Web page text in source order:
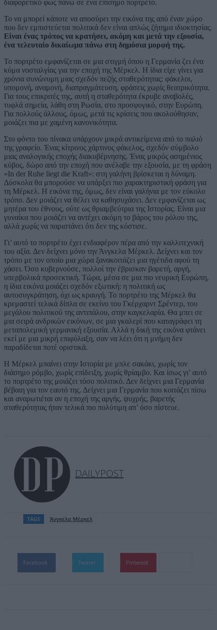
διαφορετικό φως πάνω σε ένα επίσημο πορτρέτο.
Το να μπορεί κάποτε να αποσύρει την εικόνα της από έναν χώρο
που δεν εμπιστεύεται πολιτικά δεν είναι απλώς ζήτημα ιδιοκτησίας.
Είναι ένας τρόπος να κρατήσει, ακόμη και μετά την εξουσία,
ένα τελευταίο δικαίωμα πάνω στη δημόσια μορφή της.
Το πορτρέτο εμφανίζεται σε μια στιγμή όπου η Γερμανία ζει ένα
κύμα νοσταλγίας για την εποχή της Μέρκελ. Η ίδια είχε γίνει για
χρόνια συνώνυμη μιας σχεδόν πεζής σταθερότητας: φάκελοι,
υπομονή, αναμονή, διαπραγμάτευση, φράσεις χωρίς θεατρικότητα.
Για τους επικριτές της, αυτή η σταθερότητα έκρυβε αναβολές,
τυφλά σημεία, λάθη στη Ρωσία, στο προσφυγικό, στην Ευρώπη.
Για πολλούς άλλους, όμως, μετά τις κρίσεις που ακολούθησαν,
μοιάζει πια με χαμένη κανονικότητα.
Στο φόντο του πίνακα υπάρχουν μικρά αντικείμενα από το παλιό
της γραφείο. Ένας κίτρινος χάρτινος φάκελος, σχεδόν σύμβολο
μιας αναλογικής εποχής διακυβέρνησης. Ένας μικρός ασημένιος
κύβος, δώρο από την εποχή που ανέλαβε την εξουσία, με τη φράση
«In der Ruhe liegt die Kraft»: στη γαλήνη βρίσκεται η δύναμη.
Δύσκολα θα μπορούσε να υπάρξει πιο χαρακτηριστική φράση για
τη Μέρκελ. Η εικόνα της, όμως, δεν είναι γαλήνια με τον εύκολο
τρόπο. Δεν μοιάζει να θέλει να καθησυχάσει. Δεν εμφανίζεται ως
μητέρα του έθνους, ούτε ως θριαμβεύτρια της Ιστορίας. Είναι μια
γυναίκα που μοιάζει να αντέχει ακόμη το βάρος του ρόλου της,
αλλά χωρίς να παριστάνει ότι δεν της κόστισε.
Γι’ αυτό το πορτρέτο έχει ενδιαφέρον πέρα από την καλλιτεχνική
του αξία. Δεν δείχνει μόνο την Άνγκελα Μέρκελ. Δείχνει και τον
τρόπο με τον οποίο μια χώρα ξανακοιτάζει μια ηγέτιδα αφού τη
χάσει. Όσο κυβερνούσε, πολλοί την έβρισκαν βαρετή, αργή,
υπερβολικά προσεκτική. Τώρα, μέσα σε μια πιο νευρική Ευρώπη,
η ίδια εικόνα μοιάζει σχεδόν εξωτική: η πολιτική ως
αυτοσυγκράτηση, όχι ως κραυγή. Το πορτρέτο της Μέρκελ θα
κρεμαστεί τελικά δίπλα σε εκείνο του Γκέρχαρντ Σρέντερ, του
μεγάλου πολιτικού της αντιπάλου, στην καγκελαρία. Θα μπει σε
μια σειρά ανδρικών εικόνων, σε μια γκαλερί που καταγράφει τη
μεταπολεμική γερμανική εξουσία. Αλλά η δική της εικόνα φτάνει
εκεί με μια μικρή επιφύλαξη, σαν να λέει ότι η μνήμη δεν
παραδίδεται ποτέ οριστικά.
Η Μέρκελ μπαίνει στην Ιστορία με μπλε σακάκι, χωρίς τον
διάσημο ρόμβο, χωρίς επίδειξη, χωρίς θρίαμβο. Και ίσως γι’ αυτό
το πορτρέτο της μοιάζει τόσο πολιτικό. Δεν δείχνει μια Γερμανία
βέβαιη για τον εαυτό της. Δείχνει μια Γερμανία που κοιτάζει πίσω
και αναρωτιέται αν η εποχή της αργής, ψυχρής, βαρετής
σταθερότητας ήταν τελικά πιο πολύτιμη απ’ όσο πίστευε.
DAILYPOST
TAGS Άνγκελα Μέρκελ
Facebook Twitter Pinterest